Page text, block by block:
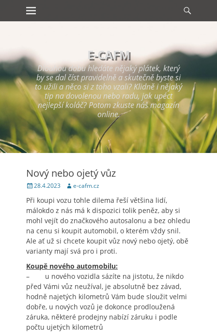
Skip
Primary Menu
E-CAFM
Dlouhou dobu hledáte nějaký plátek, který
by se dal číst pravidelně a skutečně byste si
to užili a něco si z toho vzali? Klidně i nějaký
tip na dovolenou nebo radu, jak upéct
nejlepší koláč? Potom zkuste náš magazín
online.
Nový nebo ojetý vůz
Posted
28.4.2023 Author
e-cafm.cz
Při koupi vozu tohle dilema řeší většina lidí,
málokdo z nás má k dispozici tolik peněz, aby si
mohl vejít do značkového autosalonu a bez ohledu
na cenu si koupit automobil, o kterém vždy snil.
Ale ať už si chcete koupit vůz nový nebo ojetý, obě
varianty mají svá pro i proti.
Koupě nového automobilu:
– u nového vozidla sázíte na jistotu, že nikdo
před Vámi vůz neužíval, je absolutně bez závad,
hodně najetých kilometrů Vám bude sloužit velmi
dobře, u nových vozů je dokonce prodloužená
záruka, některé prodejny nabízí záruku i podle
počtu ujetých kilometrů